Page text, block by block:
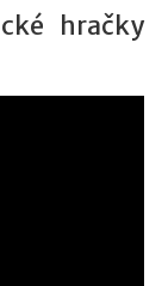
hračky